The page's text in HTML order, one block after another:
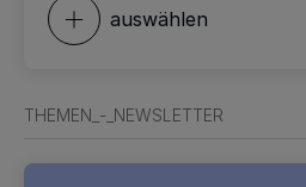
auswählen
THEMEN_-_NEWSLETTER